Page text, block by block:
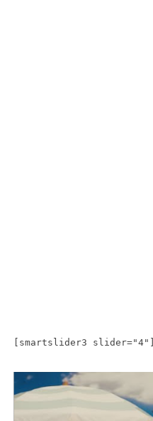
[smartslider3 slider="4"]